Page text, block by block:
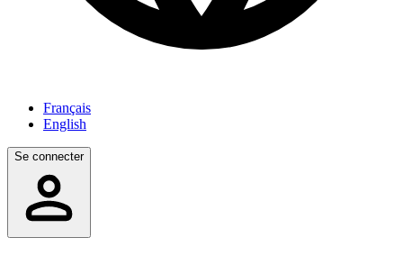
Français
English
Se connecter